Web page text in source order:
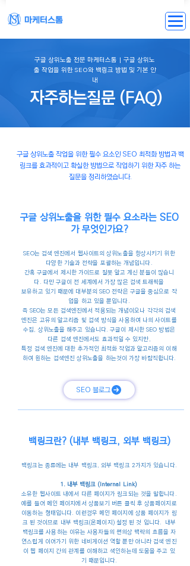
구글 상위노출 전문 마케터스톰 | 구글 상위노
출 작업을 위한 SEO와 백링크 방법 및 기본 안
내
자주하는질문 (FAQ)
구글 상위노출 작업을 위한 필수 요소인 SEO 최적화 방법과 백
링크를 효과적이고 확실한 방법으로 작업하기 위한 자주 하는
질문을 정리하였습니다.
구글 상위노출을 위한 필수 요소라는 SEO
가 무엇인가요?
SEO는 검색 엔진에서 웹사이트의 상위노출을 향상시키기 위한
다양한 기술과 전략을 포괄하는 개념입니다.
간혹 구글에서 제시한 가이드로 잘못 알고 계신 분들이 많습니
다. 다만 구글이 전 세계에서 가장 많은 검색 트래픽을
보유하고 있기 때문에 대부분의 SEO 전략은 구글을 중심으로 작
업을 하고 있을 뿐입니다.
즉 SEO는 모든 검색엔진에서 적용되는 개념이오나 각각의 검색
엔진은 고유의 알고리즘 및 검색 방식을 사용하여 나의 사이트를
수집, 상위노출을 해주고 있습니다. 구글이 제시한 SEO 방법은
다른 검색 엔진에서도 효과적일 수 있지만,
특정 검색 엔진에 대한 추가적인 최적화 작업과 알고리즘의 이해
하여 원하는 검색엔진 상위노출을 하는것이 가장 바람직합니다.
SEO 블로그
백링크란? (내부 백링크, 외부 백링크)
백링크는 종류에는 내부 백링크, 외부 백링크 2가지가 있습니다.
1. 내부 백링크 (Internal Link)
소유한 웹사이트 내에서 다른 페이지가 링크되는 것을 말합니다.
예를 들어 메인 페이지에서 상품보기 버튼 클릭 후 상품페이지로
이동하는 형태입니다. 이런경우 메인 페이지에 상품 페이지가 링
크 된 것이므로 내부 백링크(온페이지) 설정 된 것 입니다. 내부
백링크를 사용하는 이유는 사용자들의 편의상 맥락의 흐름을 자
연스럽게 이어가기 위한 네비게이션 역할 뿐만 아니라 검색 엔진
이 웹 페이지 간의 관계를 이해하고 색인하는데 도움을 주고 있
기 때문입니다.